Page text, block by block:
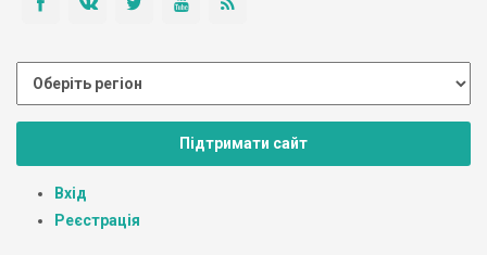
Підтримати сайт
Вхід
Реєстрація